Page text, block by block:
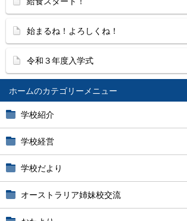
ホーム
学校紹介
学校経営
学校だより
オーストラリア姉妹校交流
始まるね！よろしくね！
令和３年度入学式